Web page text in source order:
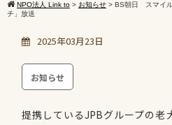
NPO法人 Link to > お知らせ > BS朝日 スマイ
チ」放送
2025年03月23日
お知らせ
提携しているJPBグループの老